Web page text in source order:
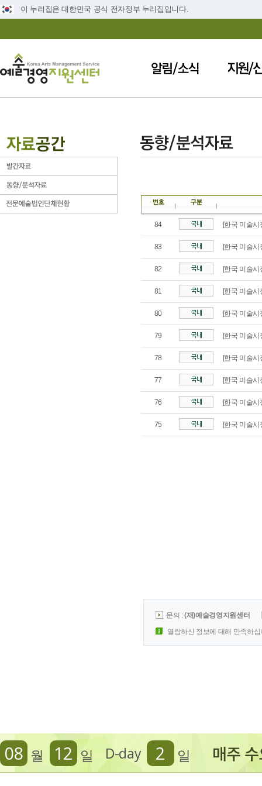
이 누리집은 대한민국 공식 전자정부 누리집입니다.
84 [한국 미술
83 [한국 미술
82 [한국 미술
81 [한국 미술
80 [한국 미술
79 [한국 미술
78 [한국 미술
77 [한국 미술
76 [한국 미술
75 [한국 미술
문의 :(재)예술경영지원센터
열람하신 정보에 대해 만족하
D-day 2 일
08 월 12 일